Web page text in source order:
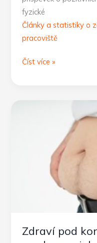
fyzické
Články a statistiky o
pracoviště
Jak
každého
Číst více »
Zdraví pod